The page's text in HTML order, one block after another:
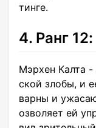
тинге.
4. Ранг
Мэрхен Калта
ской злобы, и
варны и
озволяет ей